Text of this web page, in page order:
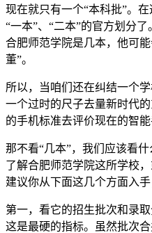
现在就只有一个“本科批”。
“一本”、“二本”的官方划分
合肥师范学院是几本，他可
董”。
所以，当咱们还在纠结一个
一个过时的尺子去量新时代
的手机标准去评价现在的智能
那不看“几本”，我们应该看
了解合肥师范学院这所学校
建议你从下面这几个方面入
第一，看它的招生批次和录取
这是最硬的指标。虽然批次